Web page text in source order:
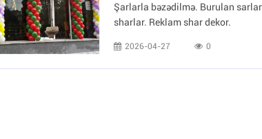
Şarlarla bəzədilmə. Burulan
sharlar. Reklam shar dekor.
2026-04-27 0